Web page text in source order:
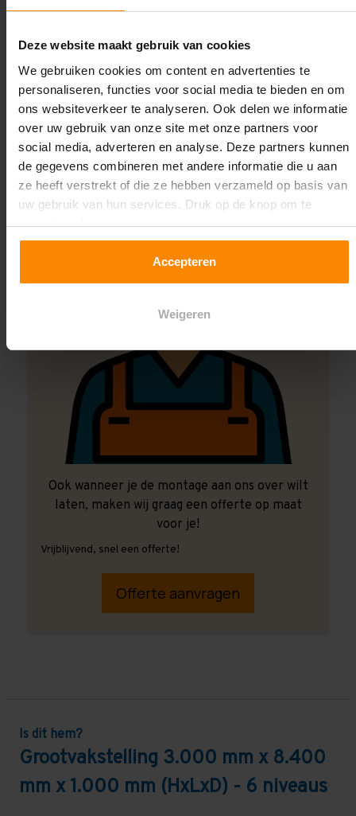
Deze website maakt gebruik van cookies
We gebruiken cookies om content en advertenties te
personaliseren, functies voor social media te bieden en om
ons websiteverkeer te analyseren. Ook delen we informatie
over uw gebruik van onze site met onze partners voor
social media, adverteren en analyse. Deze partners kunnen
de gegevens combineren met andere informatie die u aan
ze heeft verstrekt of die ze hebben verzameld op basis van
uw gebruik van hun services. Druk op de knop om te
accepteren!
Accepteren
Weigeren
experts werken het graag uit! Maatwerk is onze
Contact met specialist
Montage uitbesteden?
Laat ons het doen!
Ook wanneer je de montage aan ons over wilt
laten, maken wij graag een offerte op maat
voor je!
Vrijblijvend, snel een offerte!
Offerte aanvragen
Is dit hem?
Grootvakstelling 3.000 mm x 8.400
mm x 1.000 mm (HxLxD) - 6 niveaus